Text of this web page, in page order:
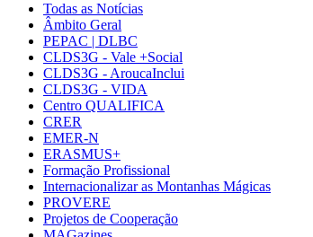
Todas as Notícias
Âmbito Geral
PEPAC | DLBC
CLDS3G - Vale +Social
CLDS3G - AroucaInclui
CLDS3G - VIDA
Centro QUALIFICA
CRER
EMER-N
ERASMUS+
Formação Profissional
Internacionalizar as Montanhas Mágicas
PROVERE
Projetos de Cooperação